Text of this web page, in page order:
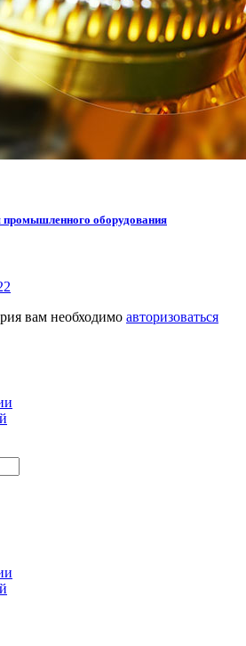
оборудования
вам необходимо авторизоваться